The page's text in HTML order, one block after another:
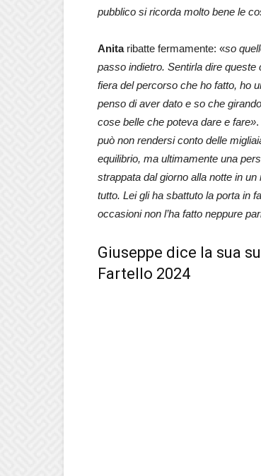
pubblico si ricorda molto bene le
Anitaribatte fermamente: «so
passo indietro. Sentirla dire
fiera del percorso che ho fatto, ho
penso di aver dato e so che
cose belle che poteva dare e fare».
può non rendersi conto delle
equilibrio, ma ultimamente una
strappata dal giorno alla notte in
tutto. Lei gli ha sbattuto la porta in
occasioni non l’ha fatto neppure
Giuseppe dice la sua
Fartello 2024